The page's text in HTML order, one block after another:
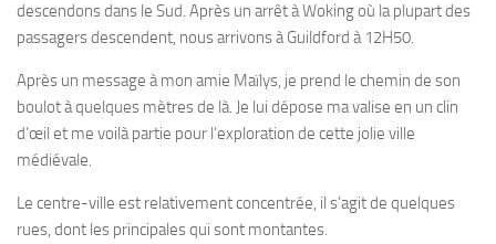
descendons dans le Sud. Après un arrêt à Woking où la plupart des
passagers descendent, nous arrivons à Guildford à 12H50.
Après un message à mon amie Maïlys, je prend le chemin de son
boulot à quelques mètres de là. Je lui dépose ma valise en un clin
d’œil et me voilà partie pour l’exploration de cette jolie ville
médiévale.
Le centre-ville est relativement concentrée, il s’agit de quelques
rues, dont les principales qui sont montantes.